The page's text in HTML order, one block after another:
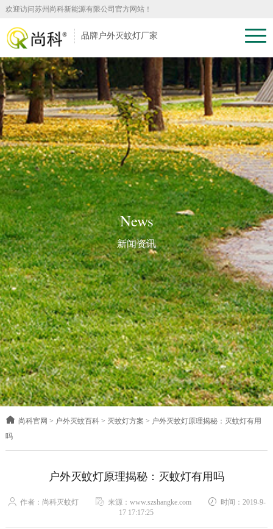
欢迎访问苏州尚科新能源有限公司官方网站！
品牌户外灭蚊灯厂家
News
新闻资讯
尚科官网 > 户外灭蚊百科 > 灭蚊灯方案 > 户外灭蚊灯原理揭秘：灭蚊灯有用
吗
户外灭蚊灯原理揭秘：灭蚊灯有用吗
作者：尚科灭蚊灯 来源：www.szshangke.com
时间：2019-9-
17 17:17:25